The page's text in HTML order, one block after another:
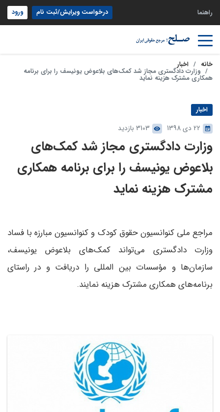
راهنما درخواست ویرایش/ثبت نام ورود
خانه اخبار
وزارت دادگستری مجاز شد کمک‌های بلاعوض یونیسف را برای برنامه‌
همکاری مشترک هزینه نماید
اخبار
22 دی 1398 3103 بازدید
وزارت دادگستری مجاز شد کمک‌های
بلاعوض یونیسف را برای برنامه‌ همکاری
مشترک هزینه نماید
مراجع ملی کنوانسیون حقوق کودک و کنوانسیون مبارزه با فساد
وزارت دادگستری می‌تواند کمک‌های بلاعوض یونیسف،
سازمان‌ها و مؤسسات بین المللی را دریافت و در راستای
برنامه‌های همکاری مشترک هزینه نمایند.